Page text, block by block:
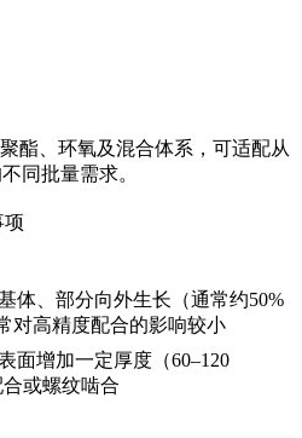
酯、环氧及混合体系，可适配从
同批量需求。
项
体、部分向外生长（通常约50%
对高精度配合的影响较小
面增加一定厚度（60–120
或螺纹啮合